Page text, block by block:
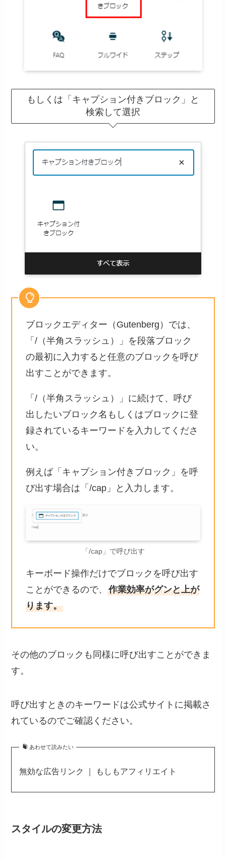
もしくは「キャプション付きブロック」と
検索して選択
ブロックエディター（Gutenberg）では、
「/（半角スラッシュ）」を段落ブロック
の最初に入力すると任意のブロックを呼び
出すことができます。
「/（半角スラッシュ）」に続けて、呼び
出したいブロック名もしくはブロックに登
録されているキーワードを入力してくださ
い。
例えば「キャプション付きブロック」を呼
び出す場合は「/cap」と入力します。
「/cap」で呼び出す
キーボード操作だけでブロックを呼び出す
ことができるので、作業効率がグンと上が
ります。
その他のブロックも同様に呼び出すことができま
す。
呼び出すときのキーワードは公式サイトに掲載さ
れているのでご確認ください。
あわせて読みたい
無効な広告リンク ｜ もしもアフィリエイト
スタイルの変更方法